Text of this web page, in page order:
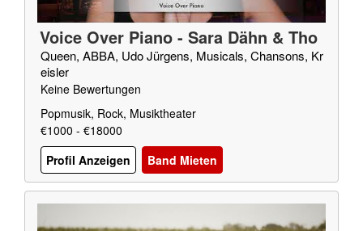
Voice Over Piano - Sara Dähn & Tho
mas Blaeschke
Queen, ABBA, Udo Jürgens, Musicals, Chansons, Kr
eisler
Keine Bewertungen
Popmusik, Rock, Musiktheater
€1000 - €18000
Profil Anzeigen
Band Mieten